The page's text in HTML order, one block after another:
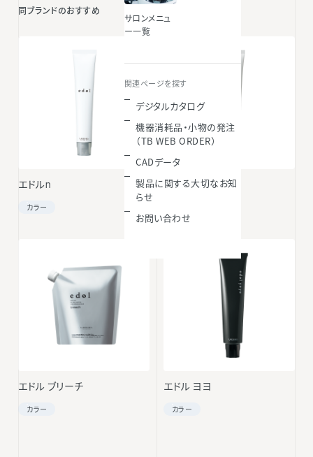
サロンメニュ
ー一覧
関連ページを探す
デジタルカタログ
機器消耗品・小物の発注
（TB WEB ORDER）
CADデータ
製品に関する大切なお知
らせ
お問い合わせ
同ブランドのおすすめ
エドルn
カラー
エドル クオン
エドル ブリーチ
カラー
エドル ヨヨ
カラー